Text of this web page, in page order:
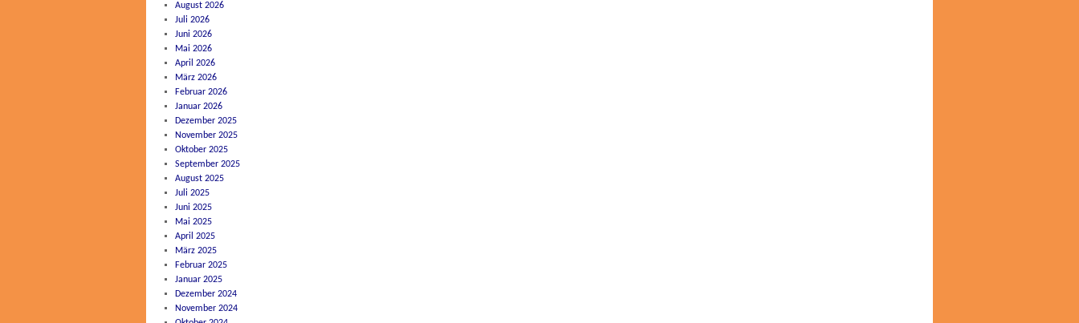
August 2026
Juli 2026
Juni 2026
Mai 2026
April 2026
März 2026
Februar 2026
Januar 2026
Dezember 2025
November 2025
Oktober 2025
September 2025
August 2025
Juli 2025
Juni 2025
Mai 2025
April 2025
März 2025
Februar 2025
Januar 2025
Dezember 2024
November 2024